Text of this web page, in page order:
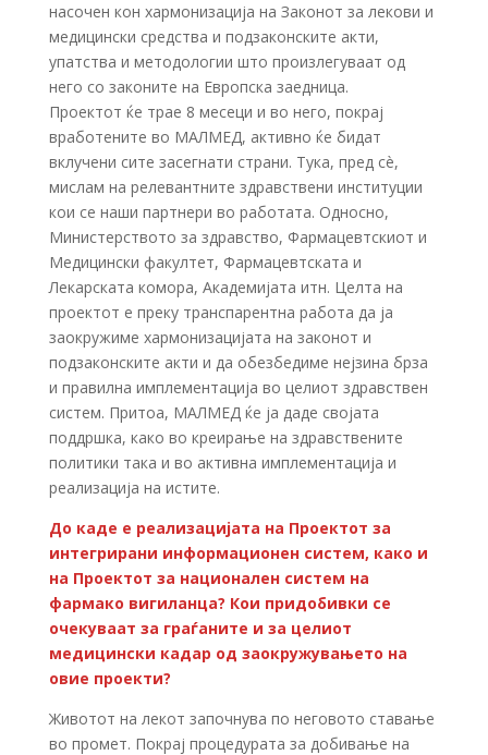
насочен кон хармонизација на Законот за лекови и
медицински средства и подзаконските акти,
упатства и методологии што произлегуваат од
него со законите на Европска заедница.
Проектот ќе трае 8 месеци и во него, покрај
вработените во МАЛМЕД, активно ќе бидат
вклучени сите засегнати страни. Тука, пред сè,
мислам на релевантните здравствени институции
кои се наши партнери во работата. Односно,
Министерството за здравство, Фармацевтскиот и
Медицински факултет, Фармацевтската и
Лекарската комора, Академијата итн. Целта на
проектот е преку транспарентна работа да ја
заокружиме хармонизацијата на законот и
подзаконските акти и да обезбедиме нејзина брза
и правилна имплементација во целиот здравствен
систем. Притоа, МАЛМЕД ќе ја даде својата
поддршка, како во креирање на здравствените
политики така и во активна имплементација и
реализација на истите.
До каде е реализацијата на Проектот за
интегрирани информационен систем, како и
на Проектот за национален систем на
фармако вигиланца? Кои придобивки се
очекуваат за граѓаните и за целиот
медицински кадар од заокружувањето на
овие проекти?
Животот на лекот започнува по неговото ставање
во промет. Покрај процедурата за добивање на